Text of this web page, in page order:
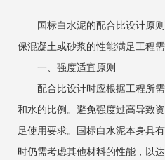
国标白水泥的配合比设计原则
保混凝土或砂浆的性能满足工程需
一、强度适宜原则
配合比设计时应根据工程所需
和水的比例。避免强度过高导致
足使用要求。国标白水泥本身具
时仍需考虑其他材料的性能，以